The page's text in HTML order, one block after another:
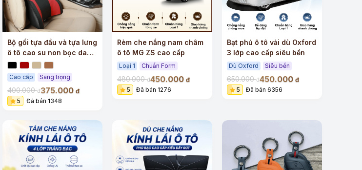
Bộ gối tựa đầu và tựa lưng
ô tô cao su non bọc da
cao cấp
Cao cấp Sang trọng
400.000đ375.000 đ
5
Đã bán 1348
Rèm che nắng nam châm
ô tô MG ZS cao cấp
Loại 1 Chuẩn Form
480.000đ450.000 đ
5
Đã bán 1276
Bạt phủ ô tô vải dù Oxford
3 lớp cao cấp siêu bền
Dù Oxford Siêu bền
650.000đ450.000 đ
5
Đã bán 6356